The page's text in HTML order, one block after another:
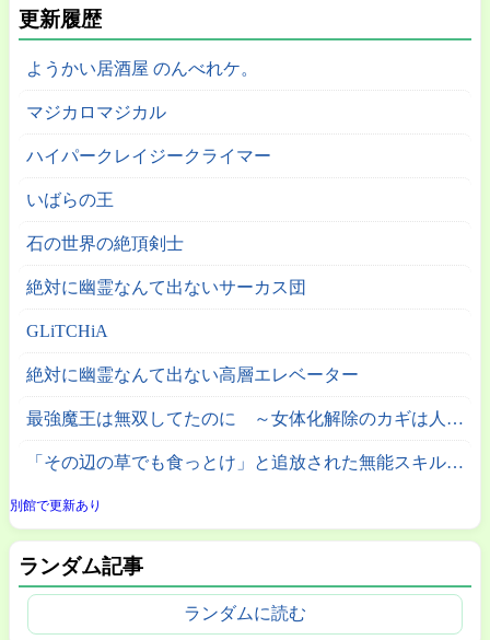
更新履歴
ようかい居酒屋 のんべれケ。
マジカロマジカル
ハイパークレイジークライマー
いばらの王
石の世界の絶頂剣士
絶対に幽霊なんて出ないサーカス団
GLiTCHiA
絶対に幽霊なんて出ない高層エレベーター
最強魔王は無双してたのに ～女体化解除のカギは人助けの旅でした～
「その辺の草でも食っとけ」と追放された無能スキル【植物食い】持ち転生者、エルフの里で幻の植物を食べて無双する
別館で更新あり
ランダム記事
ランダムに読む